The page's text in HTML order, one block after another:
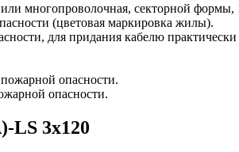
многопроволочная, секторной
(цветовая маркировка жилы).
для придания кабелю
опасности.
опасности.
LS 3х120